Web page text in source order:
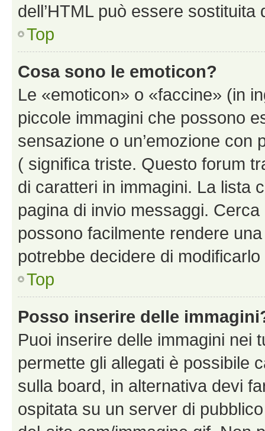
dell’HTML può essere sostituita
Top
Cosa sono le emoticon?
Le «emoticon» o «faccine» (in
piccole immagini che possono
sensazione o un’emozione
( significa triste. Questo forum
di caratteri in immagini. La lista
pagina di invio messaggi.
possono facilmente rendere
potrebbe decidere di
Top
Posso inserire delle
Puoi inserire delle immagini nei
permette gli allegati è possibile
sulla board, in alternativa devi
ospitata su un server di